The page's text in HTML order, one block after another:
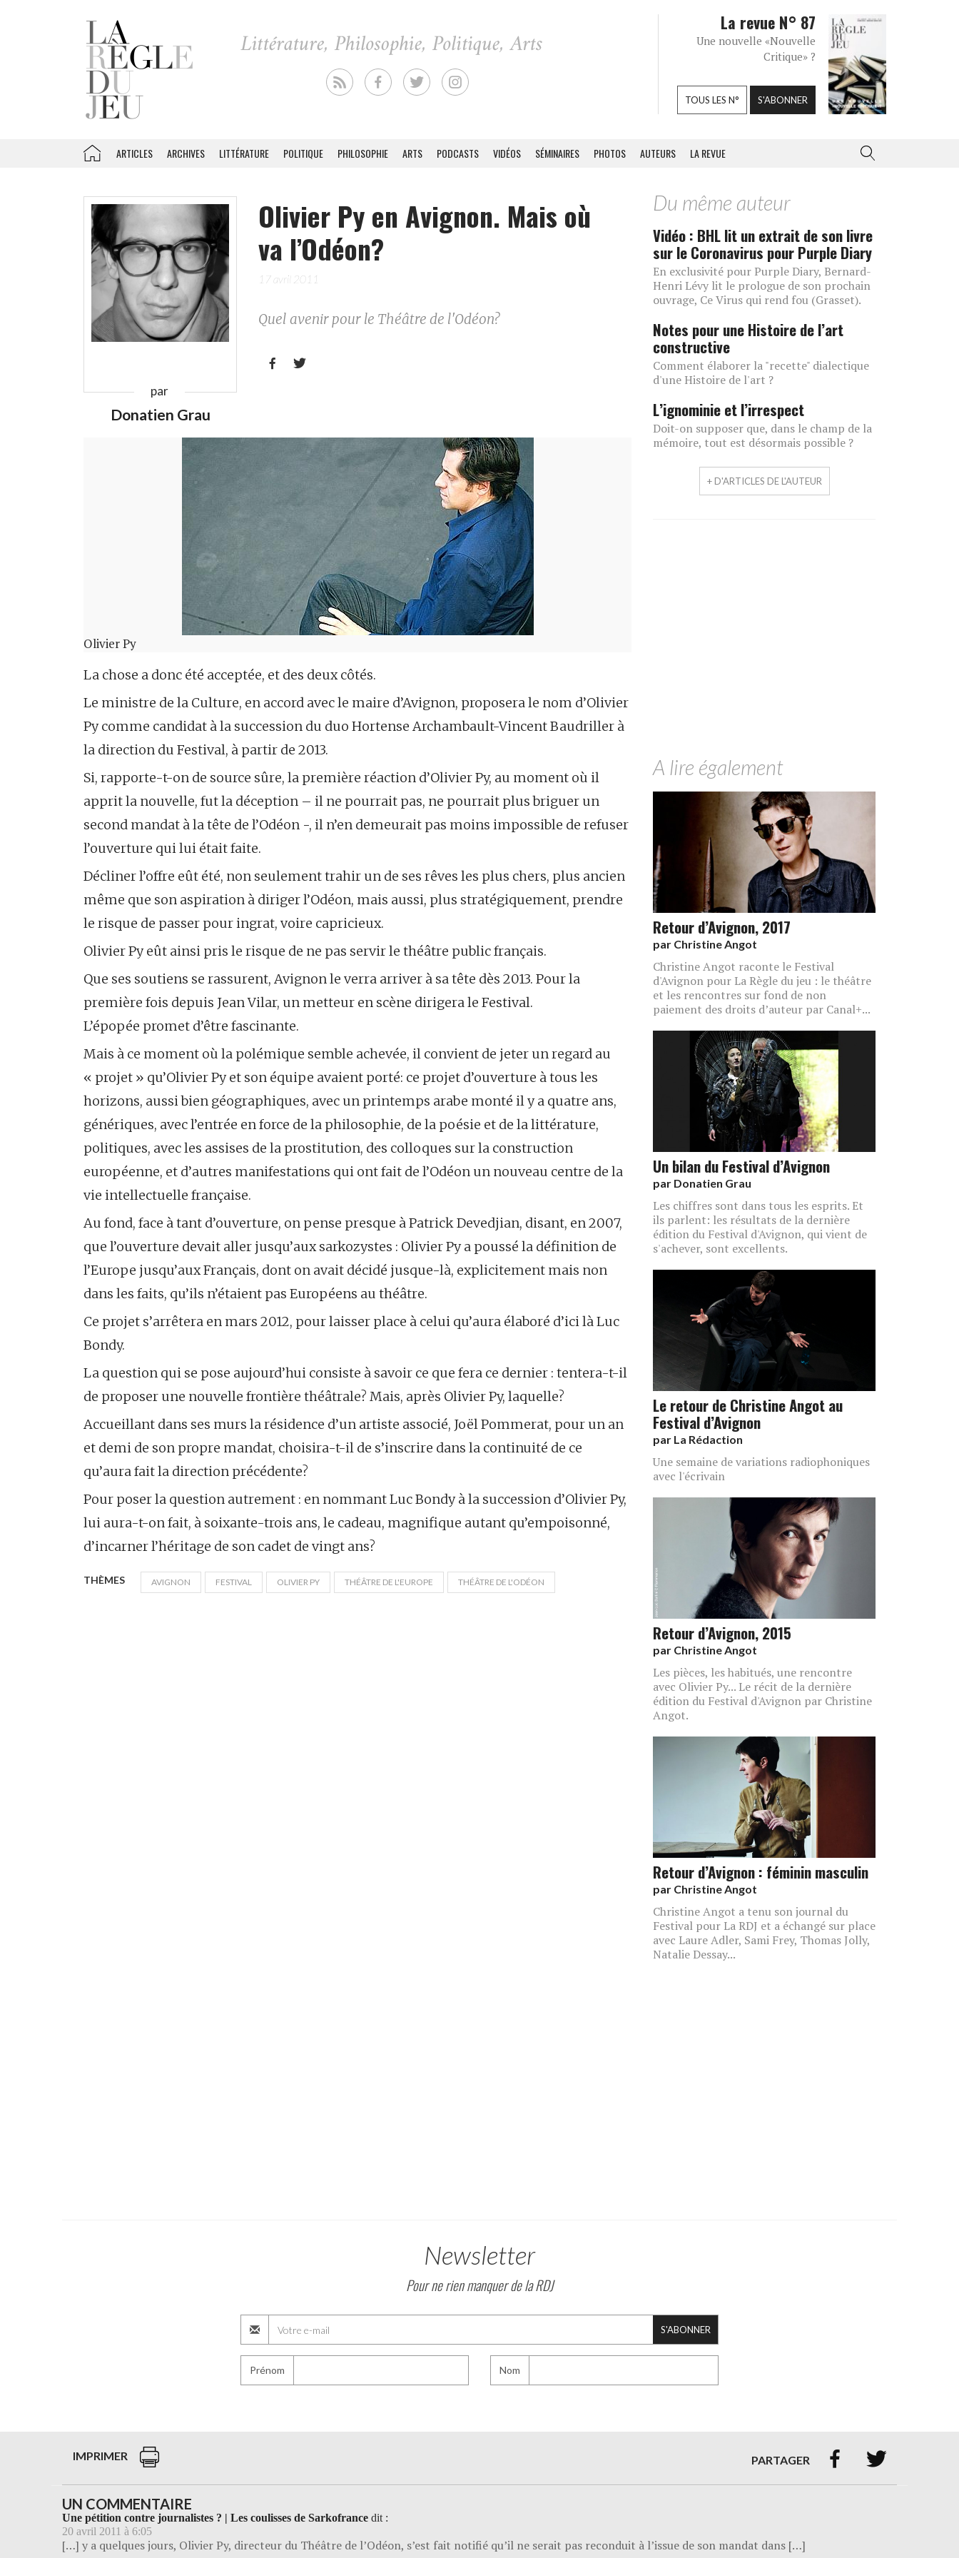
La revue N° 87
Une nouvelle «Nouvelle
Critique» ?
TOUS LES N° S'ABONNER
ARTICLES ARCHIVES LITTÉRATURE POLITIQUE PHILOSOPHIE ARTS PODCASTS VIDÉOS SÉMINAIRES PHOTOS AUTEURS LA REVUE
par
Donatien Grau
Olivier Py en Avignon. Mais où
va l’Odéon?
17 avril 2011
Quel avenir pour le Théâtre de l'Odéon?
 
Olivier Py
La chose a donc été acceptée, et des deux côtés.
Le ministre de la Culture, en accord avec le maire d’Avignon, proposera le nom d’Olivier
Py comme candidat à la succession du duo Hortense Archambault-Vincent Baudriller à
la direction du Festival, à partir de 2013.
Si, rapporte-t-on de source sûre, la première réaction d’Olivier Py, au moment où il
apprit la nouvelle, fut la déception – il ne pourrait pas, ne pourrait plus briguer un
second mandat à la tête de l’Odéon -, il n’en demeurait pas moins impossible de refuser
l’ouverture qui lui était faite.
Décliner l’offre eût été, non seulement trahir un de ses rêves les plus chers, plus ancien
même que son aspiration à diriger l’Odéon, mais aussi, plus stratégiquement, prendre
le risque de passer pour ingrat, voire capricieux.
Olivier Py eût ainsi pris le risque de ne pas servir le théâtre public français.
Que ses soutiens se rassurent, Avignon le verra arriver à sa tête dès 2013. Pour la
première fois depuis Jean Vilar, un metteur en scène dirigera le Festival.
L’épopée promet d’être fascinante.
Mais à ce moment où la polémique semble achevée, il convient de jeter un regard au
« projet » qu’Olivier Py et son équipe avaient porté: ce projet d’ouverture à tous les
horizons, aussi bien géographiques, avec un printemps arabe monté il y a quatre ans,
génériques, avec l’entrée en force de la philosophie, de la poésie et de la littérature,
politiques, avec les assises de la prostitution, des colloques sur la construction
européenne, et d’autres manifestations qui ont fait de l’Odéon un nouveau centre de la
vie intellectuelle française.
Au fond, face à tant d’ouverture, on pense presque à Patrick Devedjian, disant, en 2007,
que l’ouverture devait aller jusqu’aux sarkozystes : Olivier Py a poussé la définition de
l’Europe jusqu’aux Français, dont on avait décidé jusque-là, explicitement mais non
dans les faits, qu’ils n’étaient pas Européens au théâtre.
Ce projet s’arrêtera en mars 2012, pour laisser place à celui qu’aura élaboré d’ici là Luc
Bondy.
La question qui se pose aujourd’hui consiste à savoir ce que fera ce dernier : tentera-t-il
de proposer une nouvelle frontière théâtrale? Mais, après Olivier Py, laquelle?
Accueillant dans ses murs la résidence d’un artiste associé, Joël Pommerat, pour un an
et demi de son propre mandat, choisira-t-il de s’inscrire dans la continuité de ce
qu’aura fait la direction précédente?
Pour poser la question autrement : en nommant Luc Bondy à la succession d’Olivier Py,
lui aura-t-on fait, à soixante-trois ans, le cadeau, magnifique autant qu’empoisonné,
d’incarner l’héritage de son cadet de vingt ans?
THÈMES AVIGNON FESTIVAL OLIVIER PY THÉÂTRE DE L'EUROPE THÉÂTRE DE L'ODÉON
Du même auteur
Vidéo : BHL lit un extrait de son livre
sur le Coronavirus pour Purple Diary
En exclusivité pour Purple Diary, Bernard-
Henri Lévy lit le prologue de son prochain
ouvrage, Ce Virus qui rend fou (Grasset).
Notes pour une Histoire de l’art
constructive
Comment élaborer la "recette" dialectique
d'une Histoire de l'art ?
L’ignominie et l’irrespect
Doit-on supposer que, dans le champ de la
mémoire, tout est désormais possible ?
+ D'ARTICLES DE L'AUTEUR
A lire également
Retour d’Avignon, 2017
par Christine Angot
Christine Angot raconte le Festival
d'Avignon pour La Règle du jeu : le théâtre
et les rencontres sur fond de non
paiement des droits d’auteur par Canal+...
Un bilan du Festival d’Avignon
par Donatien Grau
Les chiffres sont dans tous les esprits. Et
ils parlent: les résultats de la dernière
édition du Festival d'Avignon, qui vient de
s'achever, sont excellents.
Le retour de Christine Angot au
Festival d’Avignon
par La Rédaction
Une semaine de variations radiophoniques
avec l'écrivain
Retour d’Avignon, 2015
par Christine Angot
Les pièces, les habitués, une rencontre
avec Olivier Py... Le récit de la dernière
édition du Festival d'Avignon par Christine
Angot.
Retour d’Avignon : féminin masculin
par Christine Angot
Christine Angot a tenu son journal du
Festival pour La RDJ et a échangé sur place
avec Laure Adler, Sami Frey, Thomas Jolly,
Natalie Dessay...
Newsletter
Pour ne rien manquer de la RDJ
S'ABONNER
Prénom Nom
IMPRIMER PARTAGER  
UN COMMENTAIRE
Une pétition contre journalistes ? | Les coulisses de Sarkofrance dit :
20 avril 2011 à 6:05
[…] y a quelques jours, Olivier Py, directeur du Théâtre de l’Odéon, s’est fait notifié qu’il ne serait pas reconduit à l’issue de son mandat dans […]